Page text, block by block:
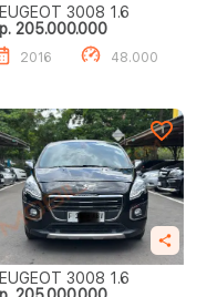
PEUGEOT 3008 1.6
205.000.000
2016 48.000
PEUGEOT 3008 1.6